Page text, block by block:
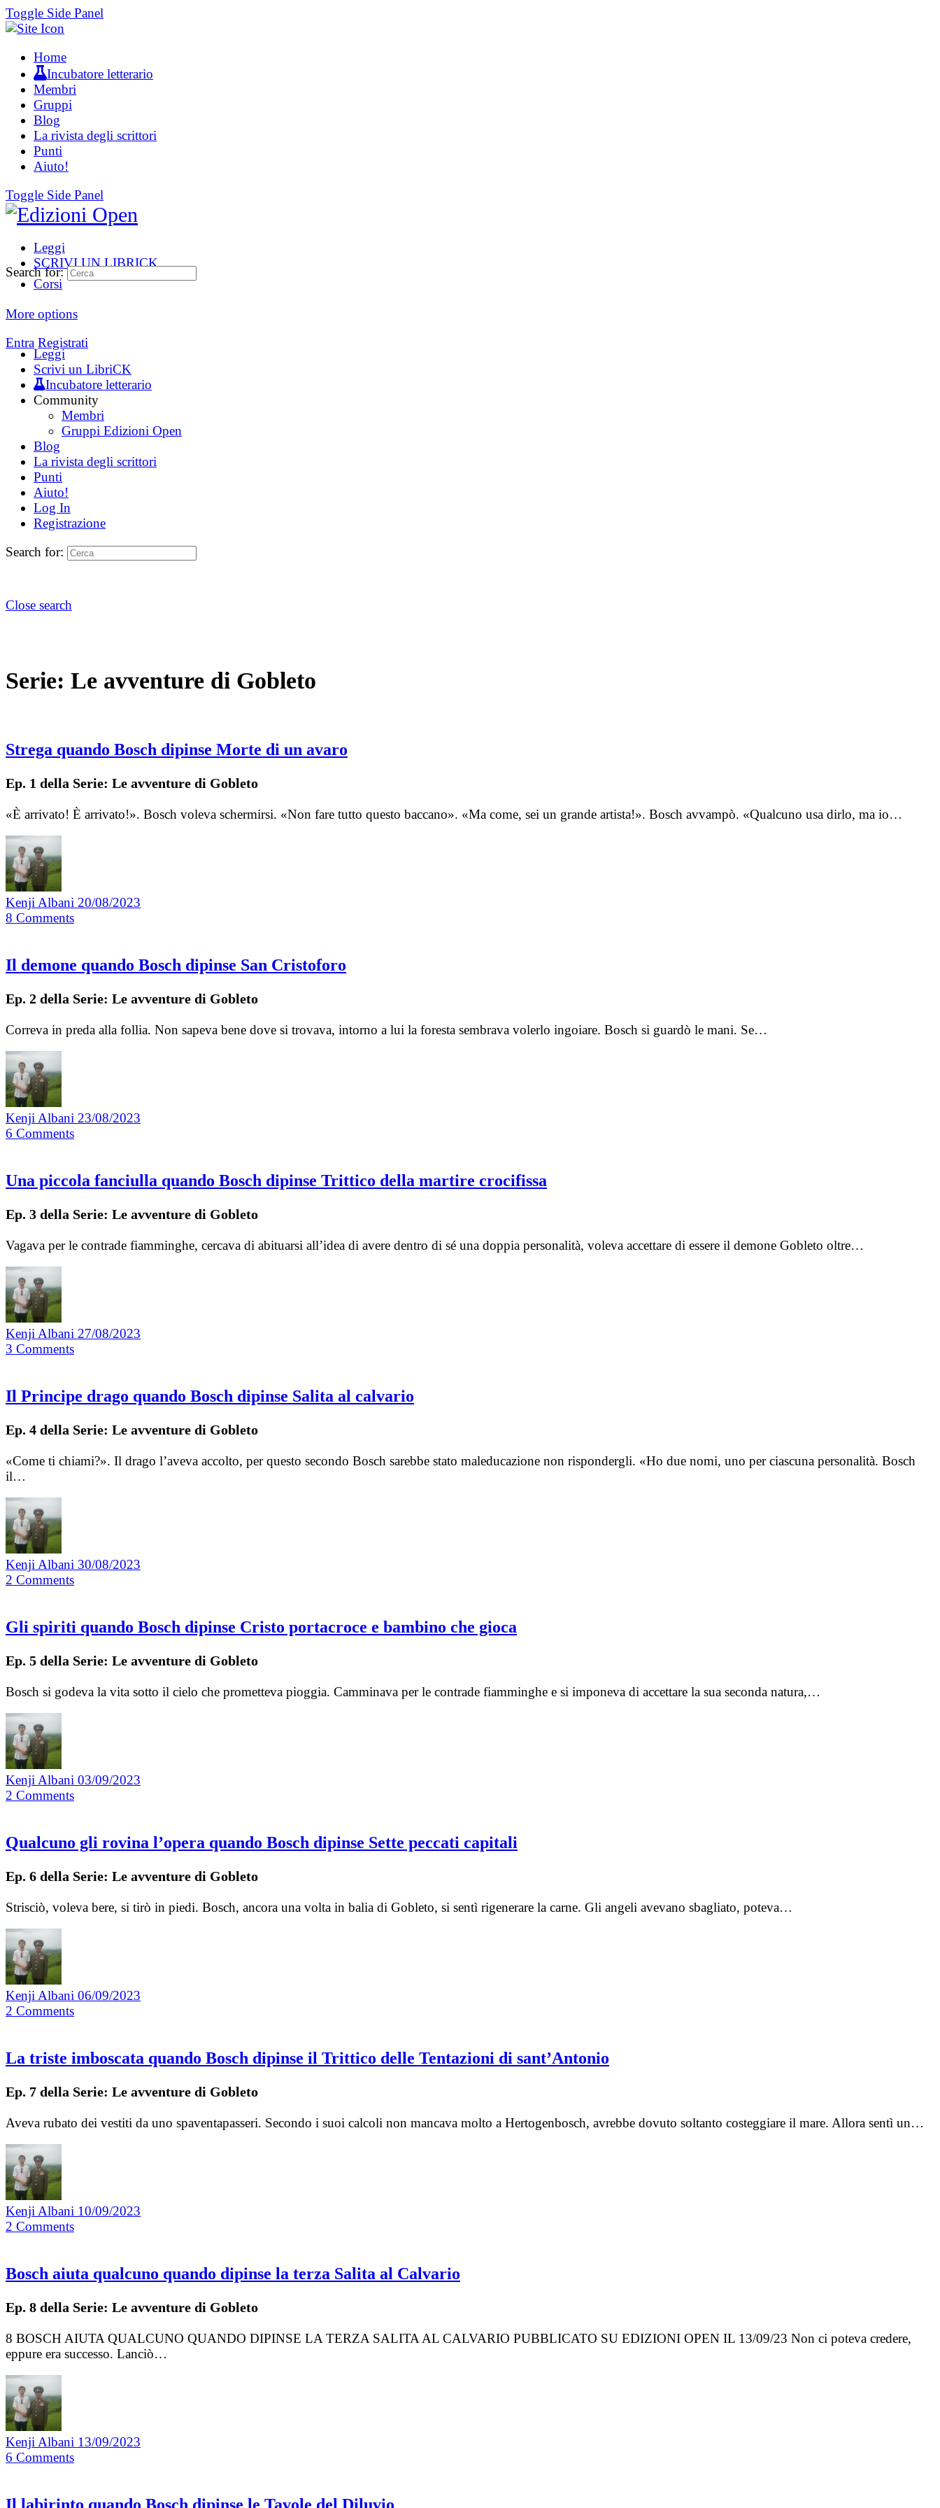
Toggle Side Panel
Home
Incubatore letterario
Membri
Gruppi
Blog
La rivista degli scrittori
Punti
Aiuto!
Toggle Side Panel
Leggi
SCRIVI UN LIBRICK
Corsi
More options
Entra Registrati
Search for:
Leggi
Scrivi un LibriCK
Incubatore letterario
Community
Membri
Gruppi Edizioni Open
Blog
La rivista degli scrittori
Punti
Aiuto!
Log In
Registrazione
Search for:
Close search
Serie: Le avventure di Gobleto
Strega quando Bosch dipinse Morte di un avaro
Ep. 1 della Serie: Le avventure di Gobleto
«È arrivato! È arrivato!». Bosch voleva schermirsi. «Non fare tutto questo baccano». «Ma come, sei un grande artista!». Bosch avvampò. «Qualcuno usa dirlo, ma io…
Kenji Albani 20/08/2023
8 Comments
Il demone quando Bosch dipinse San Cristoforo
Ep. 2 della Serie: Le avventure di Gobleto
Correva in preda alla follia. Non sapeva bene dove si trovava, intorno a lui la foresta sembrava volerlo ingoiare. Bosch si guardò le mani. Se…
Kenji Albani 23/08/2023
6 Comments
Una piccola fanciulla quando Bosch dipinse Trittico della martire crocifissa
Ep. 3 della Serie: Le avventure di Gobleto
Vagava per le contrade fiamminghe, cercava di abituarsi all’idea di avere dentro di sé una doppia personalità, voleva accettare di essere il demone Gobleto oltre…
Kenji Albani 27/08/2023
3 Comments
Il Principe drago quando Bosch dipinse Salita al calvario
Ep. 4 della Serie: Le avventure di Gobleto
«Come ti chiami?». Il drago l’aveva accolto, per questo secondo Bosch sarebbe stato maleducazione non rispondergli. «Ho due nomi, uno per ciascuna personalità. Bosch
il…
Kenji Albani 30/08/2023
2 Comments
Gli spiriti quando Bosch dipinse Cristo portacroce e bambino che gioca
Ep. 5 della Serie: Le avventure di Gobleto
Bosch si godeva la vita sotto il cielo che prometteva pioggia. Camminava per le contrade fiamminghe e si imponeva di accettare la sua seconda natura,…
Kenji Albani 03/09/2023
2 Comments
Qualcuno gli rovina l’opera quando Bosch dipinse Sette peccati capitali
Ep. 6 della Serie: Le avventure di Gobleto
Strisciò, voleva bere, si tirò in piedi. Bosch, ancora una volta in balia di Gobleto, si sentì rigenerare la carne. Gli angeli avevano sbagliato, poteva…
Kenji Albani 06/09/2023
2 Comments
La triste imboscata quando Bosch dipinse il Trittico delle Tentazioni di sant’Antonio
Ep. 7 della Serie: Le avventure di Gobleto
Aveva rubato dei vestiti da uno spaventapasseri. Secondo i suoi calcoli non mancava molto a Hertogenbosch, avrebbe dovuto soltanto costeggiare il mare. Allora sentì un…
Kenji Albani 10/09/2023
2 Comments
Bosch aiuta qualcuno quando dipinse la terza Salita al Calvario
Ep. 8 della Serie: Le avventure di Gobleto
8 BOSCH AIUTA QUALCUNO QUANDO DIPINSE LA TERZA SALITA AL CALVARIO PUBBLICATO SU EDIZIONI OPEN IL 13/09/23 Non ci poteva credere,
eppure era successo. Lanciò…
Kenji Albani 13/09/2023
6 Comments
Il labirinto quando Bosch dipinse le Tavole del Diluvio